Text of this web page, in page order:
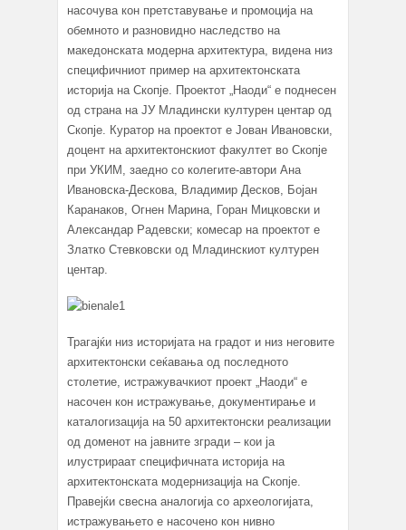
насочува кон претставување и промоција на
обемното и разновидно наследство на
македонската модерна архитектура, видена низ
специфичниот пример на архитектонската
историја на Скопје. Проектот „Наоди“ е поднесен
од страна на ЈУ Младински културен центар од
Скопје. Куратор на проектот е Јован Ивановски,
доцент на архитектонскиот факултет во Скопје
при УКИМ, заедно со колегите-автори Ана
Ивановска-Дескова, Владимир Десков, Бојан
Каранаков, Огнен Марина, Горан Мицковски и
Александар Радевски; комесар на проектот е
Златко Стевковски од Младинскиот културен
центар.
Трагајќи низ историјата на градот и низ неговите
архитектонски сеќавања од последното
столетие, истражувачкиот проект „Наоди“ е
насочен кон истражување, документирање и
каталогизација на 50 архитектонски реализации
од доменот на јавните згради – кои ја
илустрираат специфичната историја на
архитектонската модернизација на Скопје.
Правејќи свесна аналогија со археологијата,
истражувањето е насочено кон нивно